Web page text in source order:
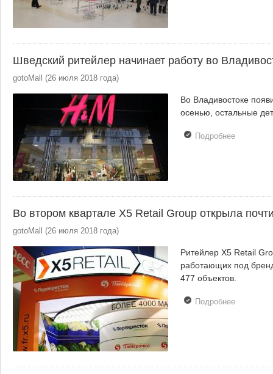
Шведский ритейлер начинает работу во
gotoMall (26 июля 2018 года)
Во Владивостоке
осенью, остальные
Подробнеео
Во втором квартале X5 Retail Group открыла
gotoMall (26 июля 2018 года)
Ритейлер X5 Retail
работающих под
477 объектов.
Подробнеео Во